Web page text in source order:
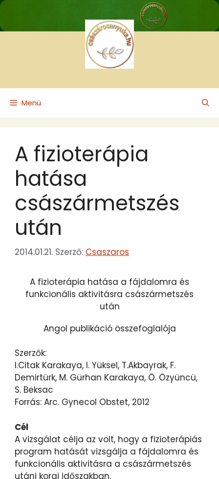
Kilépés
tartalomba
Menü
A fizioterápia
hatása
császármetszés
után
2014.01.21. Szerző: Csaszaros
A fizioterápia hatása a fájdalomra és
funkcionális aktivitásra császármetszés
után
Angol publikáció összefoglalója
Szerzők:
I.Citak Karakaya, I. Yüksel, T.Akbayrak, F.
Demirtürk, M. Gürhan Karakaya, Ö. Özyüncü,
S. Beksac
Forrás: Arc. Gynecol Obstet, 2012
Cél
A vizsgálat célja az volt, hogy a fizioterápiás
program hatását vizsgálja a fájdalomra és
funkcionális aktivitásra a császármetszés
utáni korai időszakban.